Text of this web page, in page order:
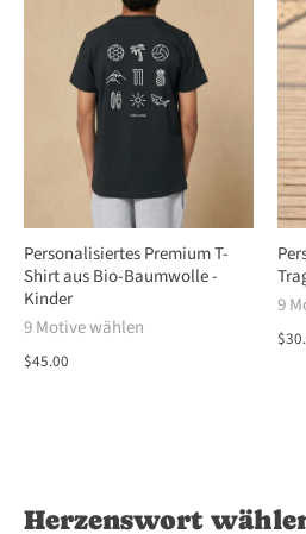
Personalisiertes Premium T-
Shirt aus Bio-Baumwolle -
Kinder
9 Motive wählen
$45.00
9
Herzenswort